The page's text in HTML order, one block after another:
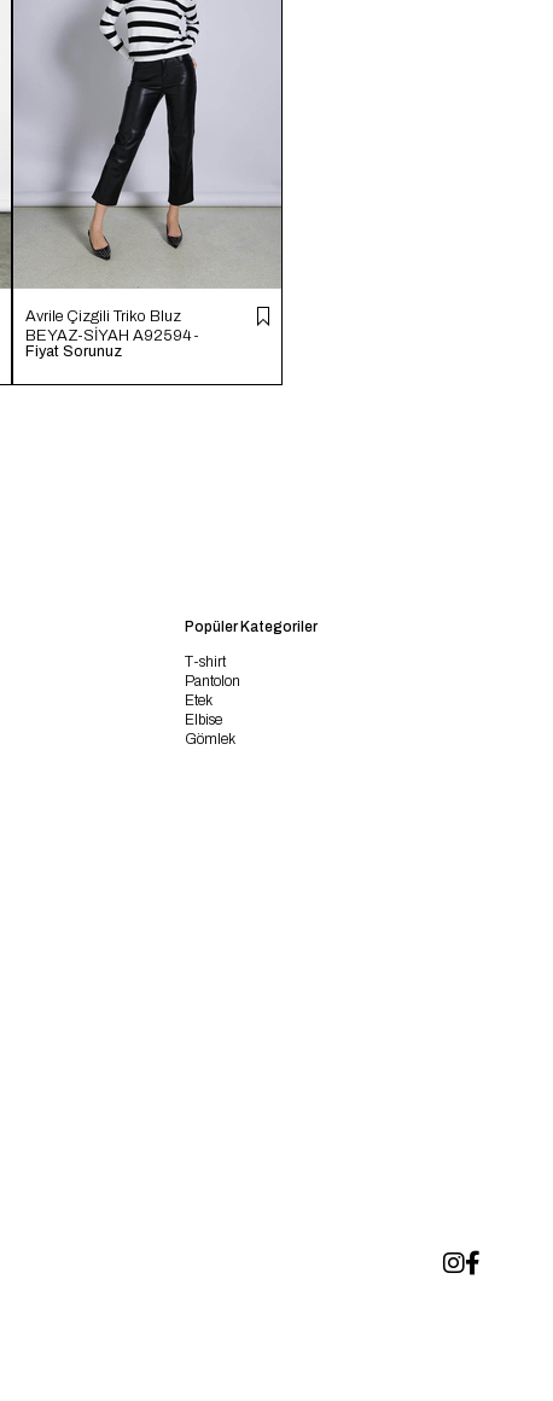
Avrile Çizgili Triko Bluz
BEYAZ-SİYAH A92594-
S
Fiyat Sorunuz
Popüler Kategoriler
T-shirt
Pantolon
Etek
Elbise
Gömlek